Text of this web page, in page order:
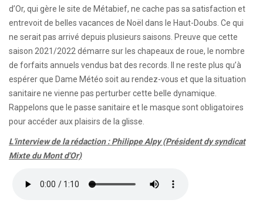
d’Or, qui gère le site de Métabief, ne cache pas sa satisfaction et
entrevoit de belles vacances de Noël dans le Haut-Doubs. Ce qui
ne serait pas arrivé depuis plusieurs saisons. Preuve que cette
saison 2021/2022 démarre sur les chapeaux de roue, le nombre
de forfaits annuels vendus bat des records. Il ne reste plus qu’à
espérer que Dame Météo soit au rendez-vous et que la situation
sanitaire ne vienne pas perturber cette belle dynamique.
Rappelons que le passe sanitaire et le masque sont obligatoires
pour accéder aux plaisirs de la glisse.
L'interview de la rédaction : Philippe Alpy (Président dy syndicat
Mixte du Mont d'Or)